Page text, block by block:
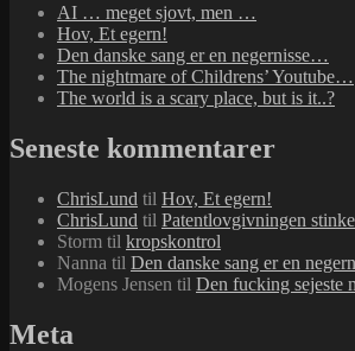
AI … meget sjovt, men …
Hov, Et egern!
Den danske sang er en negernisse…
The nightmare of Childrens’ Youtube…
The world is a scary place, but is it..?
Seneste kommentarer
ChrisLund til Hov, Et egern!
ChrisLund til Patentlovgivningen
Storm til kropskontrol
Nanna til Den danske sang er en
Mogens Jensen til Den fucking sejeste
Meta